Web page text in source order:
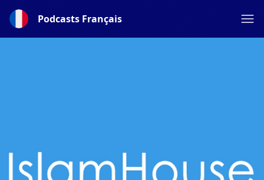
Podcasts Français